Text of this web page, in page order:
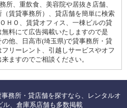
所、重飲食、美容院や居抜き店舗、
賃貸事務所）、貸店舗を簡単に検索
ＨＯ、賃貸オフィス、一棟ビルの貸
料にて広告掲載いたしますので是
他、日高市(埼玉県)で貸事務所・貸
リーレント、引越しサービスやオフ
ますのでご相談ください。
務所・貸店舗を探すなら、レンタルオ
ル、倉庫系店舗も多数掲載